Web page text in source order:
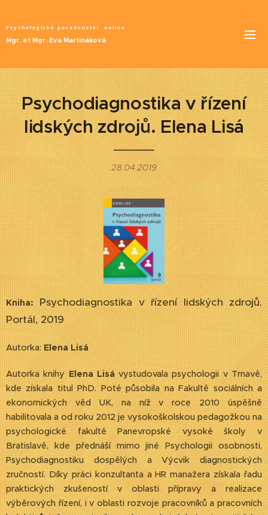
Psychologické poradenství online
Mgr. et Mgr. Eva Martináková
Psychodiagnostika v řízení
lidských zdrojů. Elena Lisá
28.04.2019
Kniha:
Psychodiagnostika v řízení lidských zdrojů.
Portál, 2019
Autorka: Elena Lisá
Autorka knihyElena Lisá vystudovala psychologii v Trnavě,
kde získala titul PhD. Poté působila na Fakultě sociálních a
ekonomických věd UK, na níž v roce 2010 úspěšně
habilitovala a od roku 2012 je vysokoškolskou pedagožkou na
psychologické fakultě Panevropské vysoké školy v
Bratislavě, kde přednáší mimo jiné Psychologii osobnosti,
Psychodiagnostiku dospělých a Výcvik diagnostických
zručností. Díky práci konzultanta a HR manažera získala řadu
praktických zkušeností v oblasti přípravy a realizace
výběrových řízení, i v oblasti rozvoje pracovníků a pracovních